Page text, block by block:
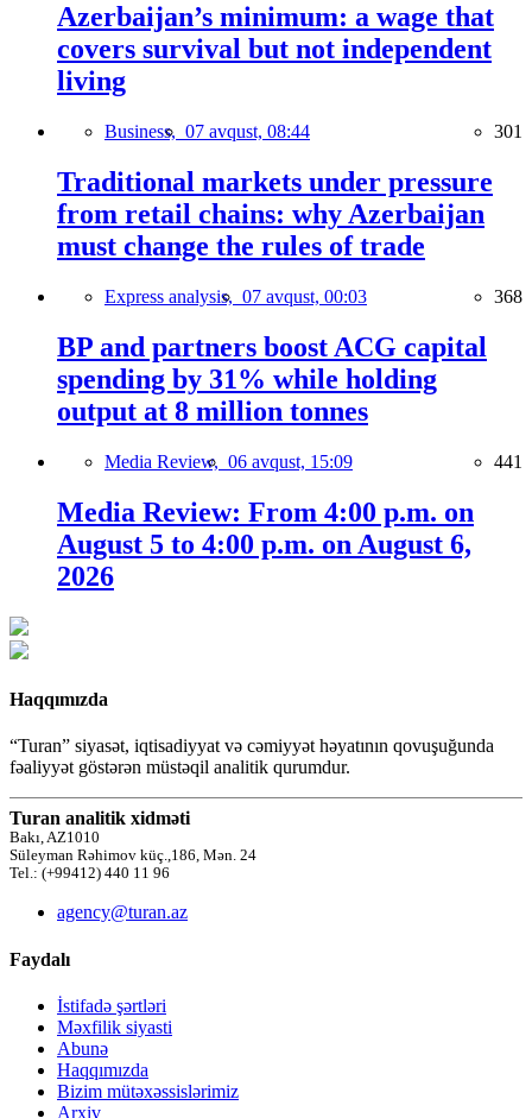
Azerbaijan’s minimum: a wage that
covers survival but not independent
living
Business, 07 avqust, 08:44 301
Traditional markets under pressure
from retail chains: why Azerbaijan
must change the rules of trade
Express analysis, 07 avqust, 00:03 368
BP and partners boost ACG capital
spending by 31% while holding
output at 8 million tonnes
Media Review, 06 avqust, 15:09 441
Media Review: From 4:00 p.m. on
August 5 to 4:00 p.m. on August 6,
2026
Haqqımızda
“Turan” siyasət, iqtisadiyyat və cəmiyyət həyatının qovuşuğunda
fəaliyyət göstərən müstəqil analitik qurumdur.
Turan analitik xidməti
Bakı, AZ1010
Süleyman Rəhimov küç.,186, Mən. 24
Tel.: (+99412) 440 11 96
agency@turan.az
Faydalı
İstifadə şərtləri
Məxfilik siyasti
Abunə
Haqqımızda
Bizim mütəxəssislərimiz
Arxiv